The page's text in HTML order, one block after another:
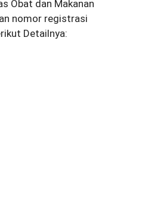
Obat dan Makanan
nomor registrasi
Detailnya: